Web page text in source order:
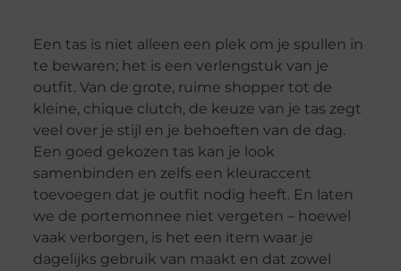
Een tas is niet alleen een plek om je spullen in
te bewaren; het is een verlengstuk van je
outfit. Van de grote, ruime shopper tot de
kleine, chique clutch, de keuze van je tas zegt
veel over je stijl en je behoeften van de dag.
Een goed gekozen tas kan je look
samenbinden en zelfs een kleuraccent
toevoegen dat je outfit nodig heeft. En laten
we de portemonnee niet vergeten – hoewel
vaak verborgen, is het een item waar je
dagelijks gebruik van maakt en dat zowel